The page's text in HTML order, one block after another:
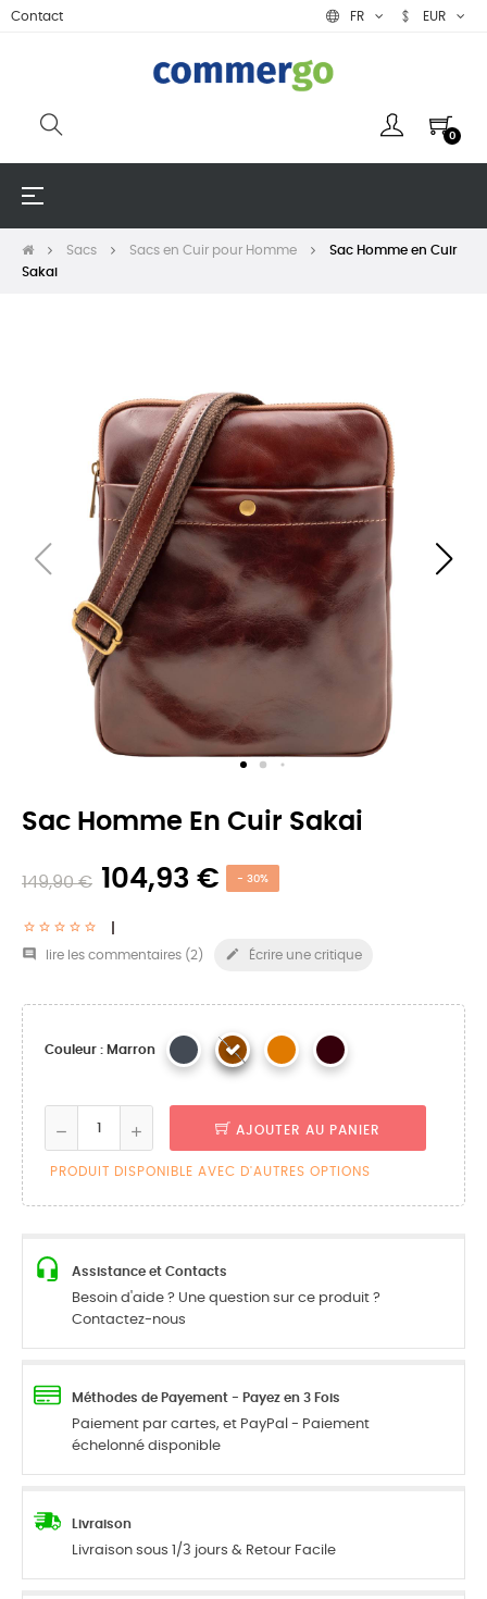
Contact FR EUR
0
Basculer
☰
Sacs Sacs en Cuir pour Homme
Sac Homme en Cuir
Sakai
Sac Homme En Cuir Sakai
149,90 € 104,93 € - 30%
 lire les commentaires (2 )  Écrire une critique
Couleur : Marron
AJOUTER AU PANIER
PRODUIT DISPONIBLE AVEC D'AUTRES OPTIONS
Assistance et Contacts
Besoin d'aide ? Une question sur ce produit ?
Contactez-nous
Méthodes de Payement - Payez en 3 Fois
Paiement par cartes, et PayPal - Paiement
échelonné disponible
Livraison
Livraison sous 1/3 jours & Retour Facile